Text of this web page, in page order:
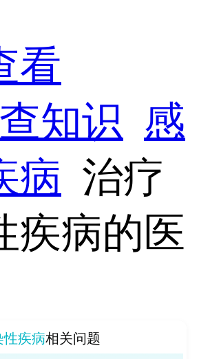
看
查知识 感
病 治疗
疾病的医
性疾病相关问题